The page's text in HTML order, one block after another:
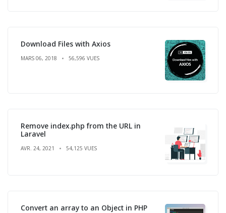
Download Files with Axios
MARS 06, 2018 56,596 VUES
Remove index.php from the URL in
Laravel
AVR. 24, 2021 54,125 VUES
Convert an array to an Object in PHP